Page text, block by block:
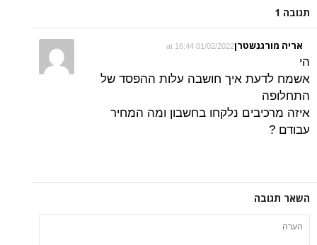
תגובה 1
אריה מורגנשטרן01/02/2022 at 16:44
הי
אשמח לדעת איך חושבה עלות ההפסד של
התחלופה
איזה מרכיבים נלקחו בחשבון ומה המחיר
עבודם ?
השאר תגובה